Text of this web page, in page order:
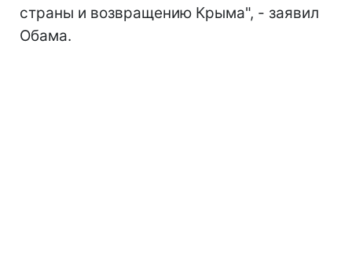
страны и возвращению Крыма", - заявил
Обама.